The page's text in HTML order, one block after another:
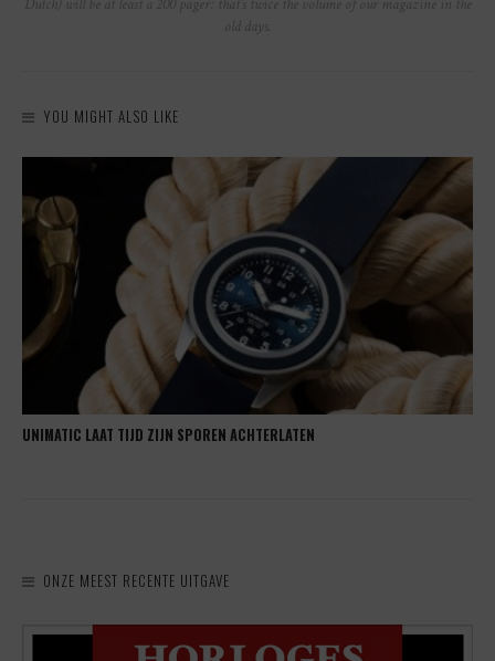
old days.
YOU MIGHT ALSO LIKE
UNIMATIC LAAT TIJD ZIJN SPOREN ACHTERLATEN
ONZE MEEST RECENTE UITGAVE